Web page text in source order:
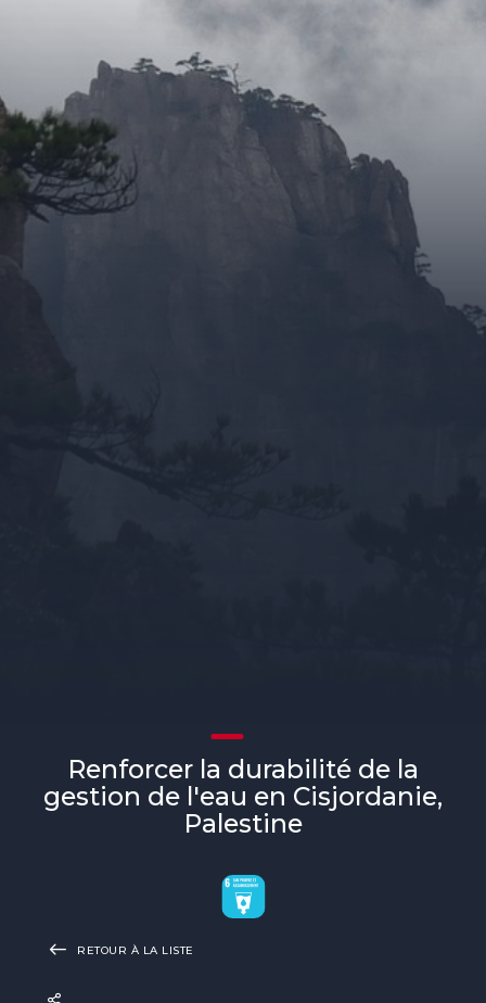
Renforcer la durabilité de la
gestion de l'eau en Cisjordanie,
Palestine
RETOUR À LA LISTE